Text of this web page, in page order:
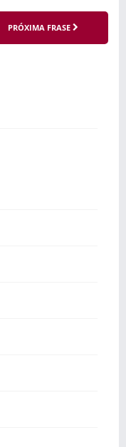
PRÓXIMA FRASE